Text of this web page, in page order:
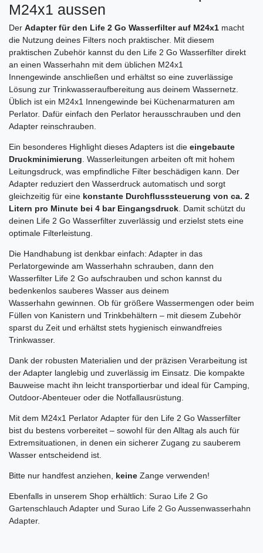
M24x1 aussen
Der Adapter für den Life 2 Go Wasserfilter auf M24x1 macht
die Nutzung deines Filters noch praktischer. Mit diesem
praktischen Zubehör kannst du den Life 2 Go Wasserfilter direkt
an einen Wasserhahn mit dem üblichen M24x1
Innengewinde anschließen und erhältst so eine zuverlässige
Lösung zur Trinkwasseraufbereitung aus deinem Wassernetz.
Üblich ist ein M24x1 Innengewinde bei Küchenarmaturen am
Perlator. Dafür einfach den Perlator herausschrauben und den
Adapter reinschrauben.
Ein besonderes Highlight dieses Adapters ist die eingebaute
Druckminimierung. Wasserleitungen arbeiten oft mit hohem
Leitungsdruck, was empfindliche Filter beschädigen kann. Der
Adapter reduziert den Wasserdruck automatisch und sorgt
gleichzeitig für eine konstante Durchflusssteuerung von ca. 2
Litern pro Minute bei 4 bar Eingangsdruck. Damit schützt du
deinen Life 2 Go Wasserfilter zuverlässig und erzielst stets eine
optimale Filterleistung.
Die Handhabung ist denkbar einfach: Adapter in das
Perlatorgewinde am Wasserhahn schrauben, dann den
Wasserfilter Life 2 Go aufschrauben und schon kannst du
bedenkenlos sauberes Wasser aus deinem
Wasserhahn gewinnen. Ob für größere Wassermengen oder beim
Füllen von Kanistern und Trinkbehältern – mit diesem Zubehör
sparst du Zeit und erhältst stets hygienisch einwandfreies
Trinkwasser.
Dank der robusten Materialien und der präzisen Verarbeitung ist
der Adapter langlebig und zuverlässig im Einsatz. Die kompakte
Bauweise macht ihn leicht transportierbar und ideal für Camping,
Outdoor-Abenteuer oder die Notfallausrüstung.
Mit dem M24x1 Perlator Adapter für den Life 2 Go Wasserfilter
bist du bestens vorbereitet – sowohl für den Alltag als auch für
Extremsituationen, in denen ein sicherer Zugang zu sauberem
Wasser entscheidend ist.
Bitte nur handfest anziehen, keine Zange verwenden!
Ebenfalls in unserem Shop erhältlich: Surao Life 2 Go
Gartenschlauch Adapter und Surao Life 2 Go Aussenwasserhahn
Adapter.